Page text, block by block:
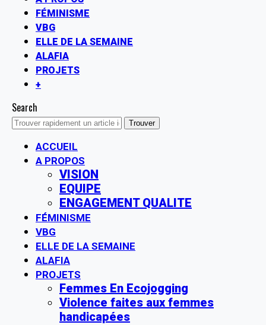
FÉMINISME
VBG
ELLE DE LA SEMAINE
ALAFIA
PROJETS
+
Search
ACCUEIL
A PROPOS
VISION
EQUIPE
ENGAGEMENT QUALITE
FÉMINISME
VBG
ELLE DE LA SEMAINE
ALAFIA
PROJETS
Femmes En Ecojogging
Violence faites aux femmes
handicapées